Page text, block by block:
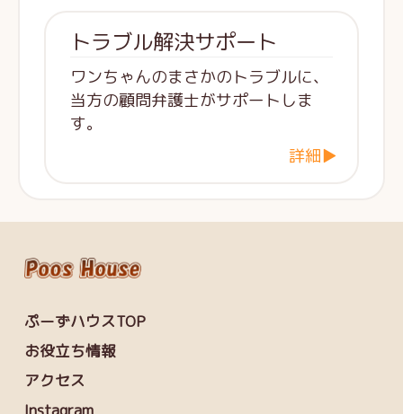
トラブル解決サポート
ワンちゃんのまさかのトラブルに、
当方の顧問弁護士がサポートしま
す。
詳細▶
ぷーずハウスTOP
お役立ち情報
アクセス
Instagram